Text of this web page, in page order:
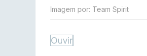
Imagem por: Team Spirit
Ouvir